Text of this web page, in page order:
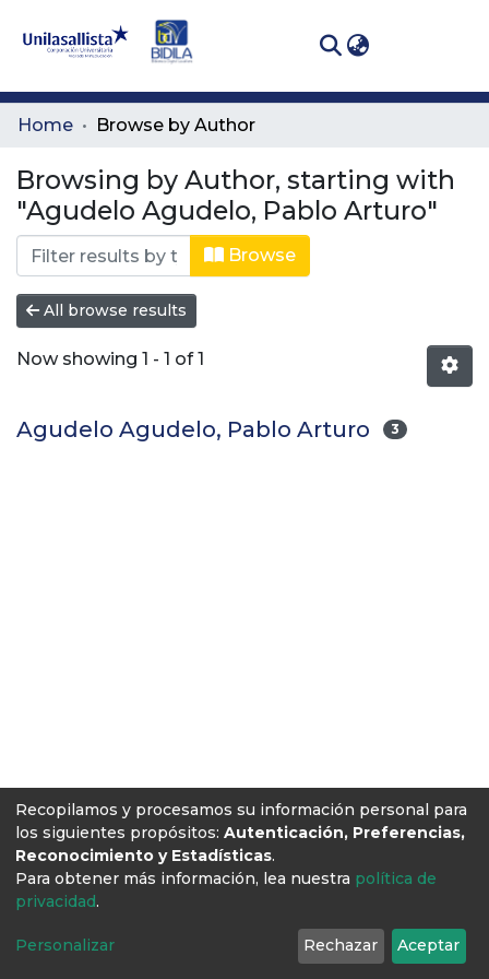
Communities
All of DSpace
Home Browse by Author
Browsing by Author, starting with
"Agudelo Agudelo, Pablo Arturo"
Browse
All browse results
Now showing 1 - 1 of 1
Agudelo Agudelo, Pablo Arturo 3
Recopilamos y procesamos su información personal para
los siguientes propósitos: Autenticación, Preferencias,
Reconocimiento y Estadísticas.
Para obtener más información, lea nuestra política de
privacidad.
Personalizar Rechazar Aceptar